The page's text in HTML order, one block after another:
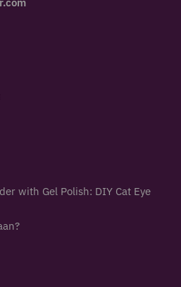
with Gel Polish: DIY Cat Eye